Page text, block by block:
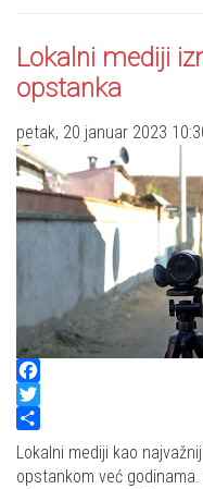
Lokalni mediji
opstanka
petak, 20 januar 2023
Facebook
Twitter
Share
Lokalni mediji kao
opstankom već